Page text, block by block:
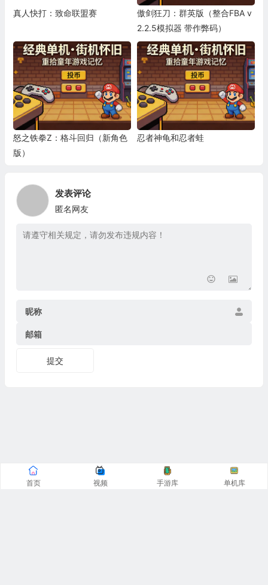
真人快打：致命联盟赛
傲剑狂刀：群英版（整合FBA v
2.2.5模拟器 带作弊码）
怒之铁拳Z：格斗回归（新角色
版）
忍者神龟和忍者蛙
发表评论
匿名网友
昵称
邮箱
提交
首页 视频 手游库 单机库